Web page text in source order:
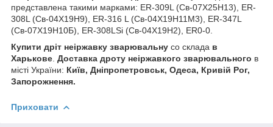
представлена такими марками: ER-309L (Св-07Х25Н13), ER-
308L (Св-04Х19Н9), ER-316 L (Св-04Х19Н11М3), ER-347L
(Св-07Х19Н10Б), ER-308LSi (Св-04Х19Н2), ER0-0.
Купити дріт неіржавку зварювальну со склада в
Харькове Доставка дроту неіржавкого зварювального в
місті України: Київ, Дніпропетровськ, Одеса, Кривій Рог,
Запорожнення.
Приховати